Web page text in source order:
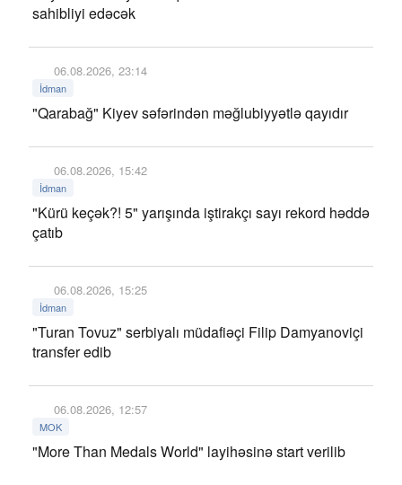
sahibliyi edəcək
06.08.2026, 23:14
İdman
"Qarabağ" Kiyev səfərindən məğlubiyyətlə qayıdır
06.08.2026, 15:42
İdman
"Kürü keçək?! 5" yarışında iştirakçı sayı rekord həddə
çatıb
06.08.2026, 15:25
İdman
"Turan Tovuz" serbiyalı müdafiəçi Filip Damyanoviçi
transfer edib
06.08.2026, 12:57
MOK
"More Than Medals World" layihəsinə start verilib